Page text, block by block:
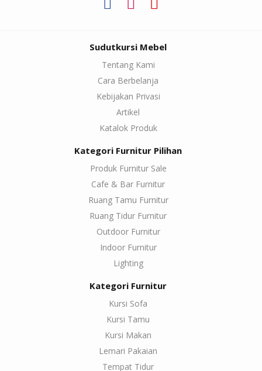
Sudutkursi Mebel
Tentang Kami
Cara Berbelanja
Kebijakan Privasi
Artikel
Katalok Produk
Kategori Furnitur Pilihan
Produk Furnitur Sale
Cafe & Bar Furnitur
Ruang Tamu Furnitur
Ruang Tidur Furnitur
Outdoor Furnitur
Indoor Furnitur
Lighting
Kategori Furnitur
Kursi Sofa
Kursi Tamu
Kursi Makan
Lemari Pakaian
Tempat Tidur